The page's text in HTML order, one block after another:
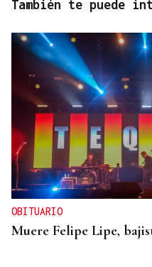
También te puede
OBITUARIO
Muere Felipe Lipe,